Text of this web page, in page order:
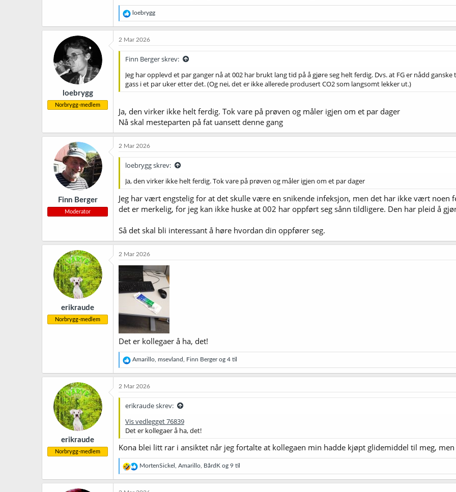
R
e
a
j
o
e
r
loebrygg
loebrygg
Norbrygg-medlem
2 Mar 2026
Finn Berger skrev:
Jeg har opplevd et par ganger nå at 002 har brukt lang tid på å gjøre seg helt ferdig. Dvs. at FG er nådd
gass i et par uker etter det. (Og nei, det er ikke allerede produsert CO2 som langsomt lekker ut.)
Ja, den virker ikke helt ferdig. Tok vare på prøven og måler igjen om et par dager
Nå skal mesteparten på fat uansett denne gang
Finn Berger
Moderator
2 Mar 2026
loebrygg skrev:
Ja, den virker ikke helt ferdig. Tok vare på prøven og måler igjen om et par dager
Jeg har vært engstelig for at det skulle være en snikende infeksjon, men det har ikke vært noen
det er merkelig, for jeg kan ikke huske at 002 har oppført seg sånn tildligere. Den har pleid å
Så det skal bli interessant å høre hvordan din oppfører seg.
erikraude
Norbrygg-medlem
2 Mar 2026
Det er kollegaer å ha, det!
R
e
a
j
o
e
r
Amarillo msevland Finn Bergerog 4 til
erikraude
Norbrygg-medlem
2 Mar 2026
erikraude skrev:
Vis vedlegget 76839
Det er kollegaer å ha, det!
Kona blei litt rar i ansiktet når jeg fortalte at kollegaen min hadde kjøpt glidemiddel til meg,
R
e
a
k
MortenSickel Amarillo BårdK og 9 til